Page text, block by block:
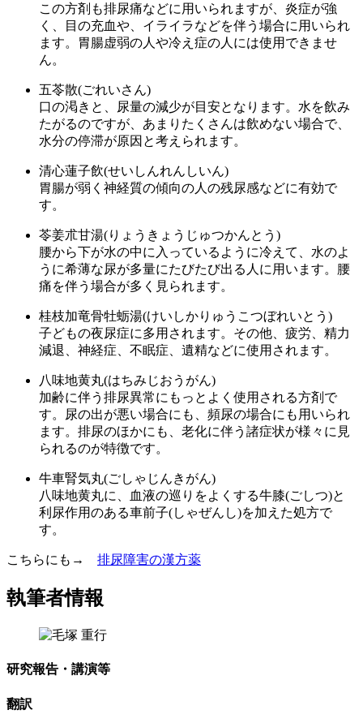
この方剤も排尿痛などに用いられますが、炎症が強
く、目の充血や、イライラなどを伴う場合に用いられ
ます。胃腸虚弱の人や冷え症の人には使用できませ
ん。
五苓散(ごれいさん)
口の渇きと、尿量の減少が目安となります。水を飲み
たがるのですが、あまりたくさんは飲めない場合で、
水分の停滞が原因と考えられます。
清心蓮子飲(せいしんれんしいん)
胃腸が弱く神経質の傾向の人の残尿感などに有効で
す。
苓姜朮甘湯(りょうきょうじゅつかんとう)
腰から下が水の中に入っているように冷えて、水のよ
うに希薄な尿が多量にたびたび出る人に用います。腰
痛を伴う場合が多く見られます。
桂枝加竜骨牡蛎湯(けいしかりゅうこつぼれいとう)
子どもの夜尿症に多用されます。その他、疲労、精力
減退、神経症、不眠症、遺精などに使用されます。
八味地黄丸(はちみじおうがん)
加齢に伴う排尿異常にもっとよく使用される方剤で
す。尿の出が悪い場合にも、頻尿の場合にも用いられ
ます。排尿のほかにも、老化に伴う諸症状が様々に見
られるのが特徴です。
牛車腎気丸(ごしゃじんきがん)
八味地黄丸に、血液の巡りをよくする牛膝(ごしつ)と
利尿作用のある車前子(しゃぜんし)を加えた処方で
す。
こちらにも→ 排尿障害の漢方薬
執筆者情報
研究報告・講演等
翻訳